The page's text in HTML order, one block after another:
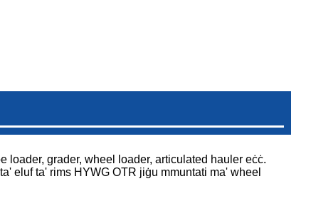
grader, wheel loader, articulated hauler eċċ.
eluf ta' rims HYWG OTR jiġu mmuntati ma' wheel